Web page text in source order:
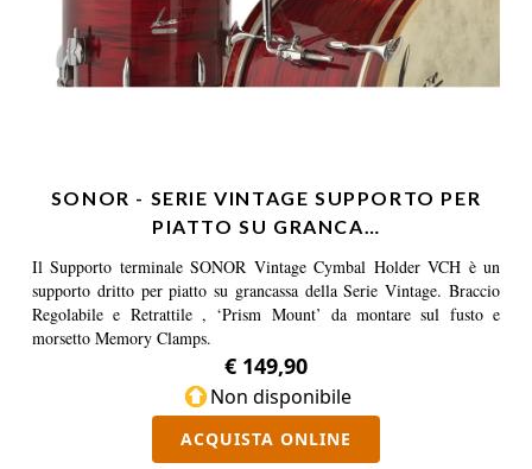
SONOR - SERIE VINTAGE SUPPORTO PER
PIATTO SU GRANCA…
Il Supporto terminale SONOR Vintage Cymbal Holder VCH è un
supporto dritto per piatto su grancassa della Serie Vintage. Braccio
Regolabile e Retrattile , ‘Prism Mount’ da montare sul fusto e
morsetto Memory Clamps.
€ 149,90
Non disponibile
ACQUISTA ONLINE